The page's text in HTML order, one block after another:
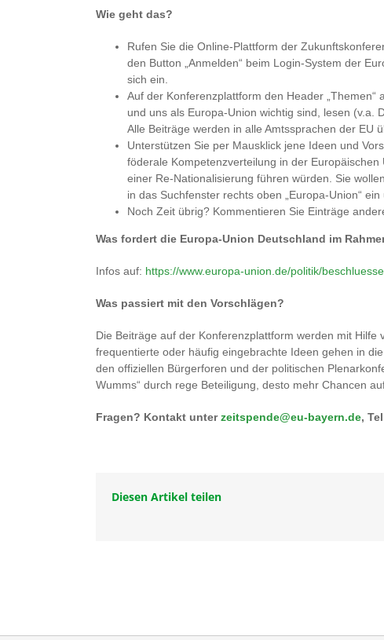
Wie geht das?
Rufen Sie die Online-Plattform der
den Button „Anmelden“ beim Login-System der
sich ein.
Auf der Konferenzplattform den Header
und uns als Europa-Union wichtig sind, lesen (v.a.
Alle Beiträge werden in alle Amtssprachen der EU
Unterstützen Sie per Mausklick jene Ideen und
föderale Kompetenzverteilung in der
einer Re-Nationalisierung führen würden. Sie
in das Suchfenster rechts oben „Europa-Union“
Noch Zeit übrig? Kommentieren Sie Einträge
Was fordert die Europa-Union Deutschland im
Infos auf: https://www.europa-union.de/politik/beschluesse
Was passiert mit den Vorschlägen?
Die Beiträge auf der Konferenzplattform werden mit
frequentierte oder häufig eingebrachte Ideen gehen in
den offiziellen Bürgerforen und der politischen
Wumms“ durch rege Beteiligung, desto mehr Chancen
Fragen? Kontakt unterzeitspende@eu-bayern.de,
Diesen Artikel teilen